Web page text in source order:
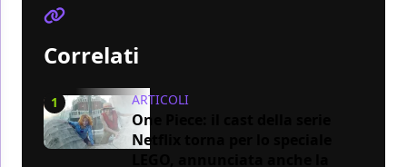
Correlati
1 ARTICOLI
One Piece: il cast della serie
Netflix torna per lo speciale